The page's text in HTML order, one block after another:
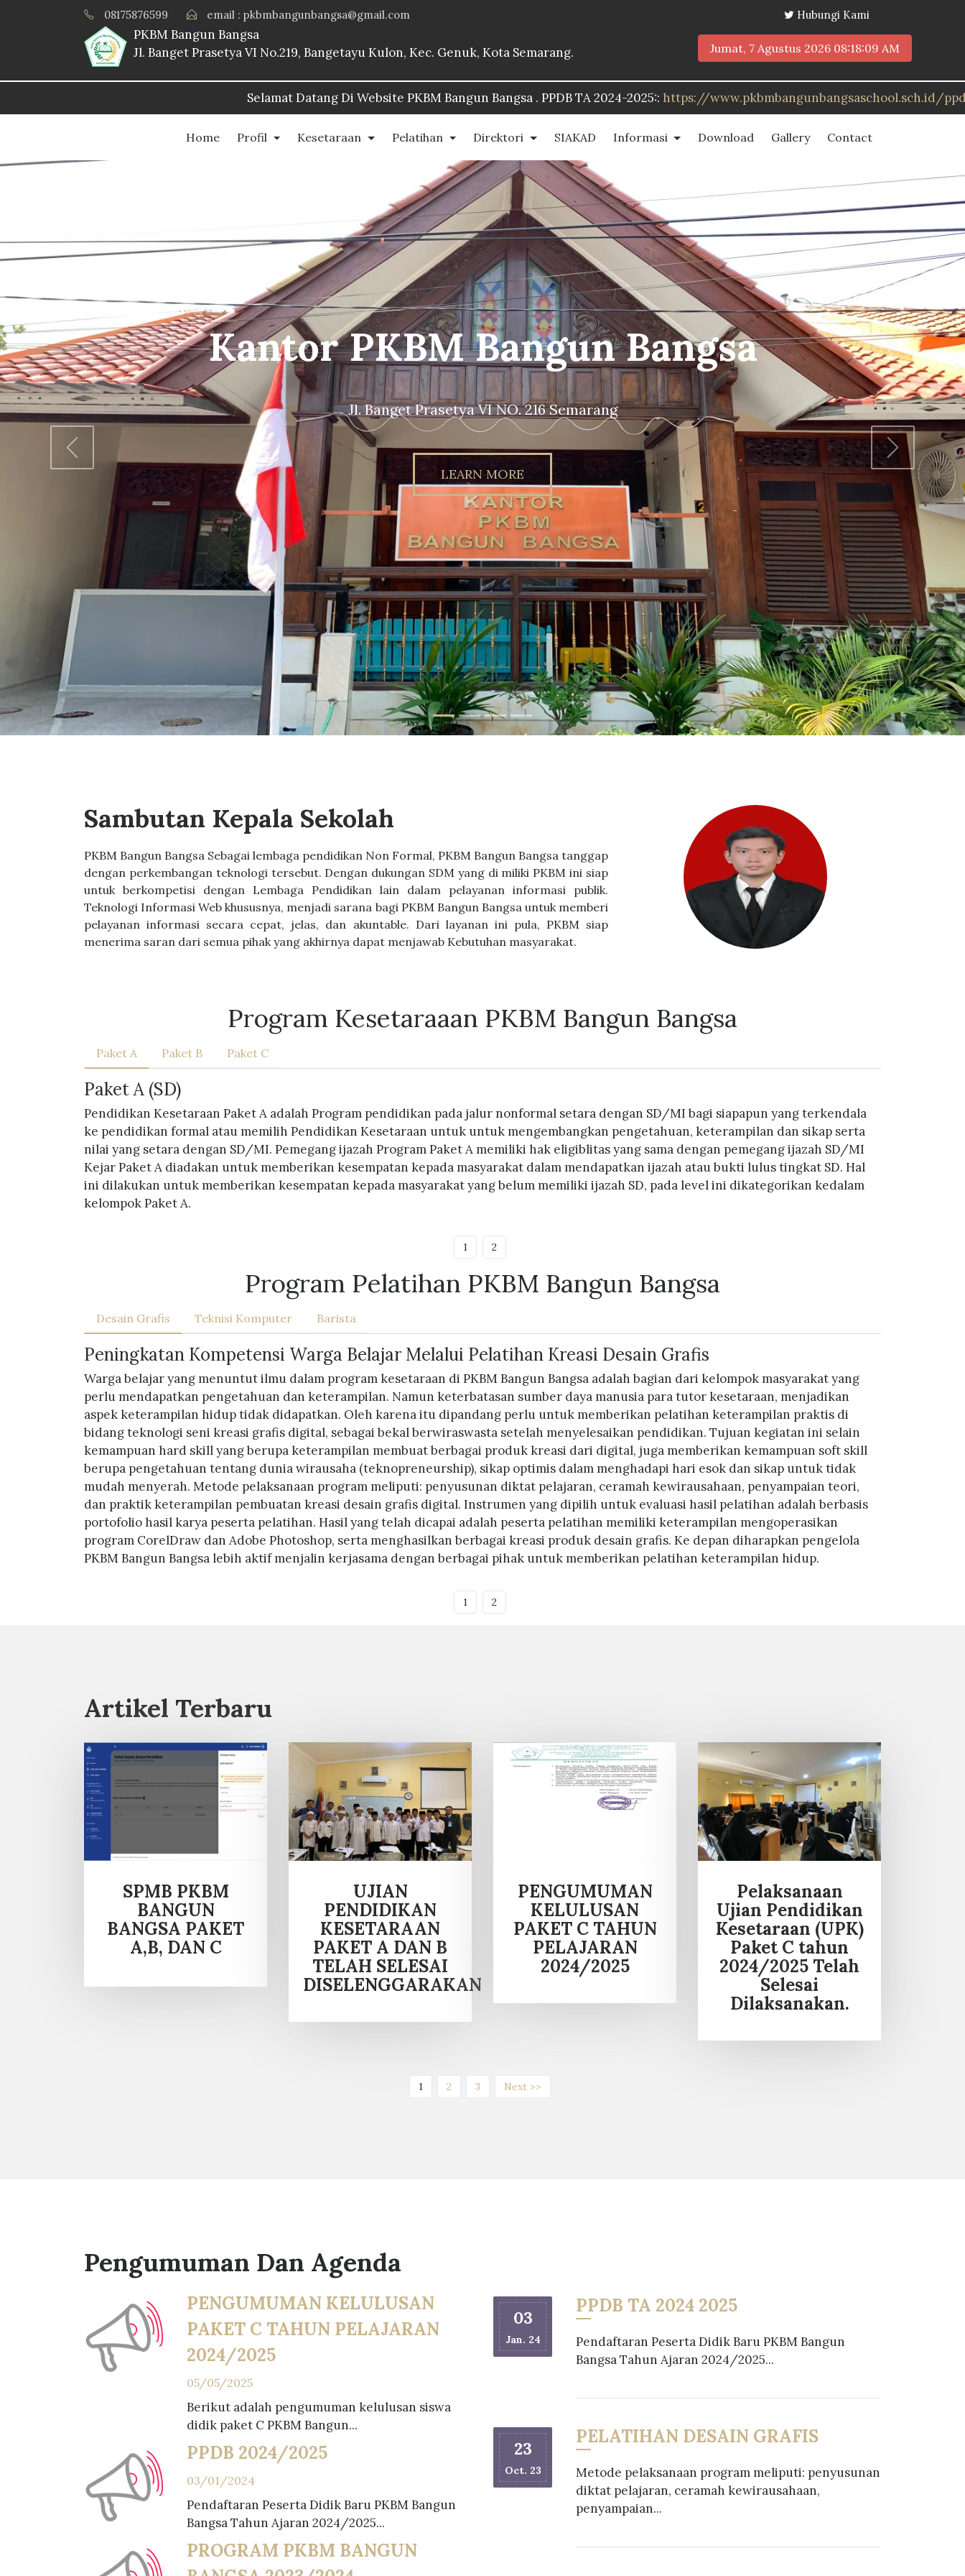
08175876599 email : pkbmbangunbangsa@gmail.com Hubungi Kami
PKBM Bangun Bangsa
Jl. Banget Prasetya VI No.219, Bangetayu Kulon, Kec. Genuk, Kota Semarang.
Jumat, 7 Agustus 2026 08:18:11 AM
Selamat Datang Di Website PKBM Bangun Bangsa . PPDB TA 2024-2025::https://www.pkbmbangunbangsaschool.sch.id/ppdb
Home Profil Kesetaraan Pelatihan Direktori SIAKAD Informasi Download Gallery Contact
Gedung Sekolah PKBM Bangun
Bangsa
www.pkbmbangunbangsaschool.sch.id // Instagram : @pkbmbangunbangsa
LEARN MORE
Previous Next
Sambutan Kepala Sekolah
PKBM Bangun Bangsa Sebagai lembaga pendidikan Non Formal, PKBM Bangun Bangsa tanggap
dengan perkembangan teknologi tersebut. Dengan dukungan SDM yang di miliki PKBM ini siap
untuk berkompetisi dengan Lembaga Pendidikan lain dalam pelayanan informasi publik.
Teknologi Informasi Web khususnya, menjadi sarana bagi PKBM Bangun Bangsa untuk memberi
pelayanan informasi secara cepat, jelas, dan akuntable. Dari layanan ini pula, PKBM siap
menerima saran dari semua pihak yang akhirnya dapat menjawab Kebutuhan masyarakat.
Program Kesetaraaan PKBM Bangun Bangsa
Paket A Paket B Paket C
Paket A (SD)
Pendidikan Kesetaraan Paket A adalah Program pendidikan pada jalur nonformal setara dengan SD/MI bagi siapapun yang terkendala
ke pendidikan formal atau memilih Pendidikan Kesetaraan untuk untuk mengembangkan pengetahuan, keterampilan dan sikap serta
nilai yang setara dengan SD/MI. Pemegang ijazah Program Paket A memiliki hak eligiblitas yang sama dengan pemegang ijazah SD/MI
Kejar Paket A diadakan untuk memberikan kesempatan kepada masyarakat dalam mendapatkan ijazah atau bukti lulus tingkat SD. Hal
ini dilakukan untuk memberikan kesempatan kepada masyarakat yang belum memiliki ijazah SD, pada level ini dikategorikan kedalam
kelompok Paket A.
1 2
Program Pelatihan PKBM Bangun Bangsa
Desain Grafis Teknisi Komputer Barista
Peningkatan Kompetensi Warga Belajar Melalui Pelatihan Kreasi Desain Grafis
Warga belajar yang menuntut ilmu dalam program kesetaraan di PKBM Bangun Bangsa adalah bagian dari kelompok masyarakat yang
perlu mendapatkan pengetahuan dan keterampilan. Namun keterbatasan sumber daya manusia para tutor kesetaraan, menjadikan
aspek keterampilan hidup tidak didapatkan. Oleh karena itu dipandang perlu untuk memberikan pelatihan keterampilan praktis di
bidang teknologi seni kreasi grafis digital, sebagai bekal berwiraswasta setelah menyelesaikan pendidikan. Tujuan kegiatan ini selain
kemampuan hard skill yang berupa keterampilan membuat berbagai produk kreasi dari digital, juga memberikan kemampuan soft skill
berupa pengetahuan tentang dunia wirausaha (teknopreneurship), sikap optimis dalam menghadapi hari esok dan sikap untuk tidak
mudah menyerah. Metode pelaksanaan program meliputi: penyusunan diktat pelajaran, ceramah kewirausahaan, penyampaian teori,
dan praktik keterampilan pembuatan kreasi desain grafis digital. Instrumen yang dipilih untuk evaluasi hasil pelatihan adalah berbasis
portofolio hasil karya peserta pelatihan. Hasil yang telah dicapai adalah peserta pelatihan memiliki keterampilan mengoperasikan
program CorelDraw dan Adobe Photoshop, serta menghasilkan berbagai kreasi produk desain grafis. Ke depan diharapkan pengelola
PKBM Bangun Bangsa lebih aktif menjalin kerjasama dengan berbagai pihak untuk memberikan pelatihan keterampilan hidup.
1 2
Artikel Terbaru
SPMB PKBM
BANGUN
BANGSA PAKET
A,B, DAN C
UJIAN
PENDIDIKAN
KESETARAAN
PAKET A DAN B
TELAH SELESAI
DISELENGGARAKAN
PENGUMUMAN
KELULUSAN
PAKET C TAHUN
PELAJARAN
2024/2025
Pelaksanaan
Ujian Pendidikan
Kesetaraan (UPK)
Paket C tahun
2024/2025 Telah
Selesai
Dilaksanakan.
1(current)
2 3 Next >>
Pengumuman Dan Agenda
PENGUMUMAN KELULUSAN
PAKET C TAHUN PELAJARAN
2024/2025
05/05/2025
Berikut adalah pengumuman kelulusan siswa
didik paket C PKBM Bangun...
PPDB 2024/2025
03/01/2024
Pendaftaran Peserta Didik Baru PKBM Bangun
Bangsa Tahun Ajaran 2024/2025...
PROGRAM PKBM BANGUN
03
Jan. 24
PPDB TA 2024 2025
Pendaftaran Peserta Didik Baru PKBM Bangun
Bangsa Tahun Ajaran 2024/2025...
23
Oct. 23
PELATIHAN DESAIN GRAFIS
Metode pelaksanaan program meliputi: penyusunan
diktat pelajaran, ceramah kewirausahaan,
penyampaian...